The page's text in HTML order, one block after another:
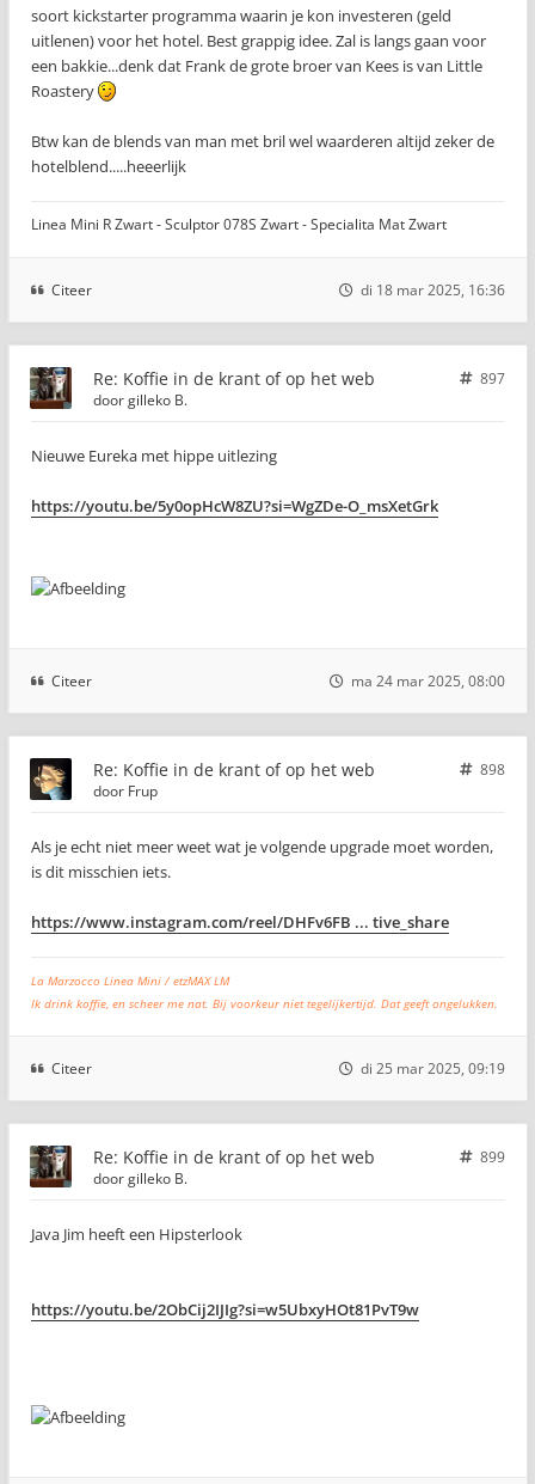
soort kickstarter programma waarin je kon investeren (geld
uitlenen) voor het hotel. Best grappig idee. Zal is langs gaan voor
een bakkie...denk dat Frank de grote broer van Kees is van Little
Roastery
Btw kan de blends van man met bril wel waarderen altijd zeker de
hotelblend.....heeerlijk
Linea Mini R Zwart - Sculptor 078S Zwart - Specialita Mat Zwart
Citeer di 18 mar 2025, 16:36
Re: Koffie in de krant of op het web
897
doorgilleko B.
Nieuwe Eureka met hippe uitlezing
https://youtu.be/5y0opHcW8ZU?si=WgZDe-O_msXetGrk
Citeer ma 24 mar 2025, 08:00
Re: Koffie in de krant of op het web
898
door Frup
Als je echt niet meer weet wat je volgende upgrade moet worden,
is dit misschien iets.
https://www.instagram.com/reel/DHFv6FB ... tive_share
La Marzocco Linea Mini / etzMAX LM
Ik drink koffie, en scheer me nat. Bij voorkeur niet tegelijkertijd. Dat geeft ongelukken.
Citeer di 25 mar 2025, 09:19
Re: Koffie in de krant of op het web
899
doorgilleko B.
Java Jim heeft een Hipsterlook
https://youtu.be/2ObCij2IJIg?si=w5UbxyHOt81PvT9w